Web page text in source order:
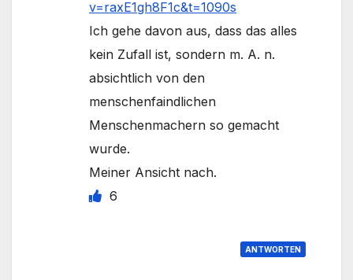
v=raxE1gh8F1c&t=1090s
Ich gehe davon aus, dass das alles
kein Zufall ist, sondern m. A. n.
absichtlich von den
menschenfaindlichen
Menschenmachern so gemacht
wurde.
Meiner Ansicht nach.
6
ANTWORTEN